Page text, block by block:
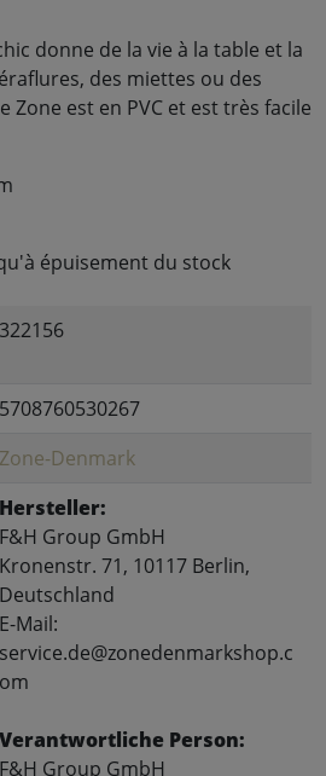
donne de la vie à la table et la
des miettes ou des
Zone est en PVC et est très facile
épuisement du stock
322156
5708760530267
Zone-Denmark
Hersteller:
F&H Group GmbH
Kronenstr. 71, 10117 Berlin,
Deutschland
E-Mail:
service.de@zonedenmarkshop.c
om
Verantwortliche Person:
F&H Group GmbH